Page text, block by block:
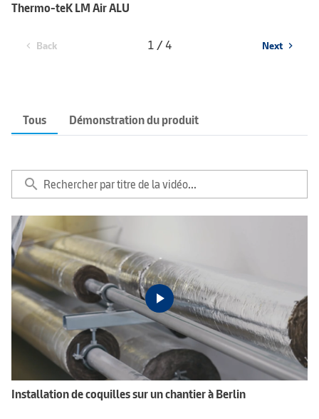
Thermo-teK LM Air ALU
chevron_left Back 1 / 4 Next chevron_right
Tous Démonstration du produit
search
Installation de coquilles sur un chantier à Berlin